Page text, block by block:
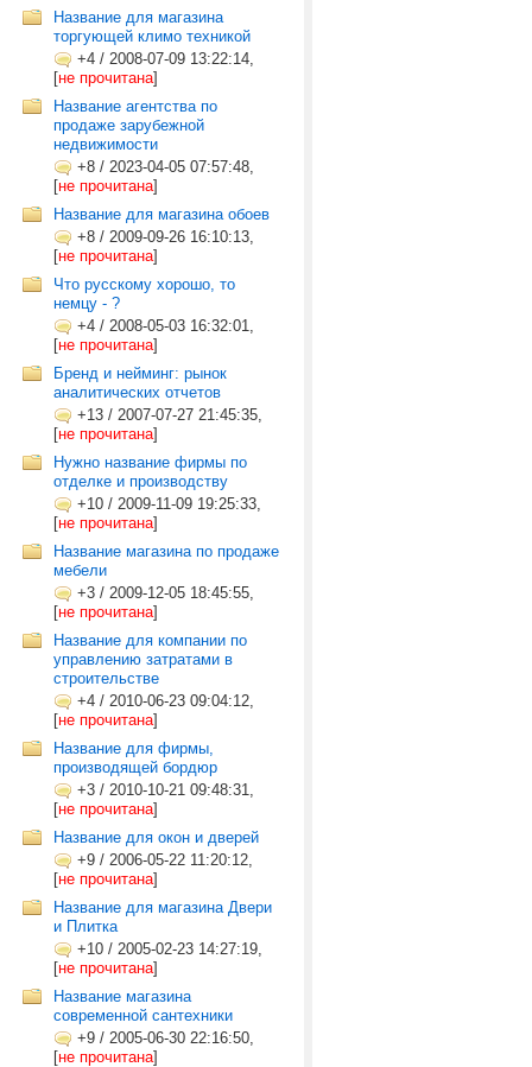
Название для магазина
торгующей климо техникой
+4 / 2008-07-09 13:22:14,
[не прочитана]
Название агентства по
продаже зарубежной
недвижимости
+8 / 2023-04-05 07:57:48,
[не прочитана]
Название для магазина обоев
+8 / 2009-09-26 16:10:13,
[не прочитана]
Что русскому хорошо, то
немцу - ?
+4 / 2008-05-03 16:32:01,
[не прочитана]
Бренд и нейминг: рынок
аналитических отчетов
+13 / 2007-07-27 21:45:35,
[не прочитана]
Нужно название фирмы по
отделке и производству
+10 / 2009-11-09 19:25:33,
[не прочитана]
Название магазина по продаже
мебели
+3 / 2009-12-05 18:45:55,
[не прочитана]
Название для компании по
управлению затратами в
строительстве
+4 / 2010-06-23 09:04:12,
[не прочитана]
Название для фирмы,
производящей бордюр
+3 / 2010-10-21 09:48:31,
[не прочитана]
Название для окон и дверей
+9 / 2006-05-22 11:20:12,
[не прочитана]
Название для магазина Двери
и Плитка
+10 / 2005-02-23 14:27:19,
[не прочитана]
Название магазина
современной сантехники
+9 / 2005-06-30 22:16:50,
[не прочитана]